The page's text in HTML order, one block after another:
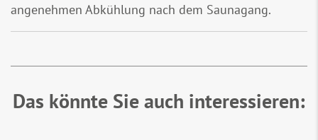
angenehmen Abkühlung nach dem Saunagang.
Das könnte Sie auch interessieren: